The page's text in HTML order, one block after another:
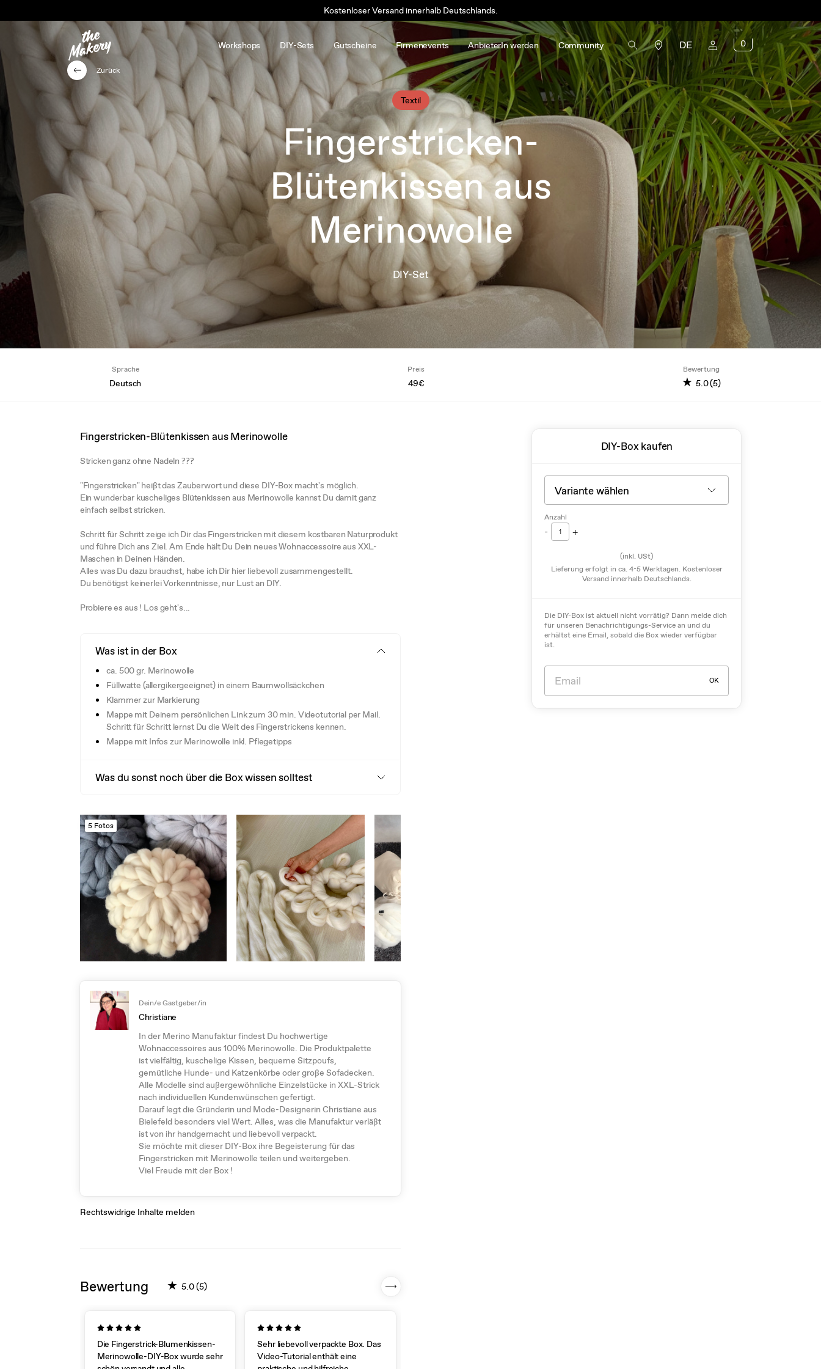
Kostenloser Versand innerhalb Deutschlands.
Workshops DIY-Sets Gutscheine Firmenevents AnbieterIn werden Community DE 0
Textil
Fingerstricken-
Blütenkissen aus
Merinowolle
DIY-Set
Zurück
Sprache
Deutsch
Preis
49€
Bewertung
★ 5.0 (5)
Fingerstricken-Blütenkissen aus Merinowolle
Stricken ganz ohne Nadeln ???
"Fingerstricken" heißt das Zauberwort und diese DIY-Box macht's möglich.
Ein wunderbar kuscheliges Blütenkissen aus Merinowolle kannst Du damit ganz
einfach selbst stricken.
Schritt für Schritt zeige ich Dir das Fingerstricken mit diesem kostbaren Naturprodukt
und führe Dich ans Ziel. Am Ende hält Du Dein neues Wohnaccessoire aus XXL-
Maschen in Deinen Händen.
Alles was Du dazu brauchst, habe ich Dir hier liebevoll zusammengestellt.
Du benötigst keinerlei Vorkenntnisse, nur Lust an DIY.
Probiere es aus ! Los geht's...
Was ist in der Box
ca. 500 gr. Merinowolle
Füllwatte (allergikergeeignet) in einem Baumwollsäckchen
Klammer zur Markierung
Mappe mit Deinem persönlichen Link zum 30 min. Videotutorial per Mail.
Schritt für Schritt lernst Du die Welt des Fingerstrickens kennen.
Mappe mit Infos zur Merinowolle inkl. Pflegetipps
Was du sonst noch über die Box wissen solltest
5 Fotos
Dein/e Gastgeber/in
Christiane
In der Merino Manufaktur findest Du hochwertige
Wohnaccessoires aus 100% Merinowolle. Die Produktpalette
ist vielfältig, kuschelige Kissen, bequeme Sitzpoufs,
gemütliche Hunde- und Katzenkörbe oder große Sofadecken.
Alle Modelle sind außergewöhnliche Einzelstücke in XXL-Strick
nach individuellen Kundenwünschen gefertigt.
Darauf legt die Gründerin und Mode-Designerin Christiane aus
Bielefeld besonders viel Wert. Alles, was die Manufaktur verläßt
ist von ihr handgemacht und liebevoll verpackt.
Sie möchte mit dieser DIY-Box ihre Begeisterung für das
Fingerstricken mit Merinowolle teilen und weitergeben.
Viel Freude mit der Box !
Rechtswidrige Inhalte melden
Bewertung ★ 5.0 (5)
Die Fingerstrick-Blumenkissen-
Merinowolle-DIY-Box wurde sehr
Sehr liebevoll verpackte Box. Das
Video-Tutorial enthält eine
DIY-Box kaufen
Anzahl
- 1 +
(inkl. USt)
Lieferung erfolgt in ca. 4-5 Werktagen. Kostenloser
Versand innerhalb Deutschlands.
Die DIY-Box ist aktuell nicht vorrätig? Dann melde dich
für unseren Benachrichtigungs-Service an und du
erhältst eine Email, sobald die Box wieder verfügbar
ist.
OK